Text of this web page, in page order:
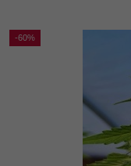
-60%